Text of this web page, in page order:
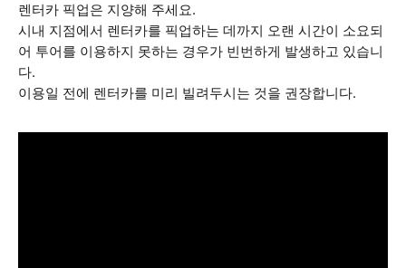
렌터카 픽업은 지양해 주세요.
시내 지점에서 렌터카를 픽업하는 데까지 오랜 시간이 소요되
어 투어를 이용하지 못하는 경우가 빈번하게 발생하고 있습니
다.
이용일 전에 렌터카를 미리 빌려두시는 것을 권장합니다.